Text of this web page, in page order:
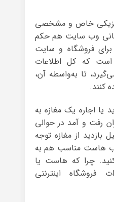
خاص و مشخصی
وب سایت هم حکم
فروشگاه و سایت
که کل اطلاعات
تا به‌واسطه آن،
کنند.
یا اجاره یک مغازه به
رفت و آمد در حوالی
بازدید از مغازه توجه
هاست مناسب هم به
چرا که هاست یا
فروشگاه اینترنتی